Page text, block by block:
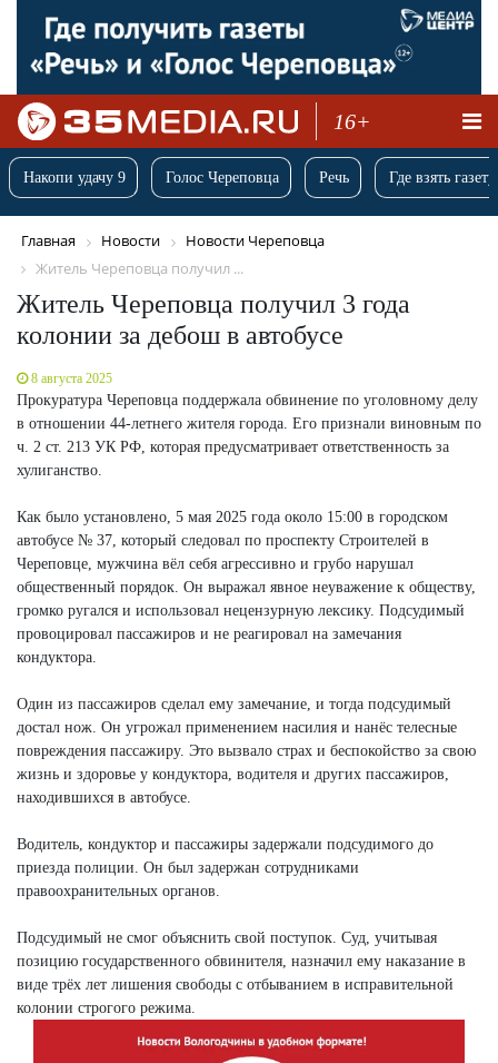
16+
Накопи удачу 9 Голос Череповца Речь Где взять
Главная Новости
Новости Череповца
Житель Череповца получил ...
Житель Череповца получил 3 года
колонии за дебош в автобусе
8 августа 2025
Прокуратура Череповца поддержала обвинение по уголовному делу
в отношении 44-летнего жителя города. Его признали виновным по
ч. 2 ст. 213 УК РФ, которая предусматривает ответственность за
хулиганство.
Как было установлено, 5 мая 2025 года около 15:00 в городском
автобусе № 37, который следовал по проспекту Строителей в
Череповце, мужчина вёл себя агрессивно и грубо нарушал
общественный порядок. Он выражал явное неуважение к обществу,
громко ругался и использовал нецензурную лексику. Подсудимый
провоцировал пассажиров и не реагировал на замечания
кондуктора.
Один из пассажиров сделал ему замечание, и тогда подсудимый
достал нож. Он угрожал применением насилия и нанёс телесные
повреждения пассажиру. Это вызвало страх и беспокойство за свою
жизнь и здоровье у кондуктора, водителя и других пассажиров,
находившихся в автобусе.
Водитель, кондуктор и пассажиры задержали подсудимого до
приезда полиции. Он был задержан сотрудниками
правоохранительных органов.
Подсудимый не смог объяснить свой поступок. Суд, учитывая
позицию государственного обвинителя, назначил ему наказание в
виде трёх лет лишения свободы с отбыванием в исправительной
колонии строгого режима.